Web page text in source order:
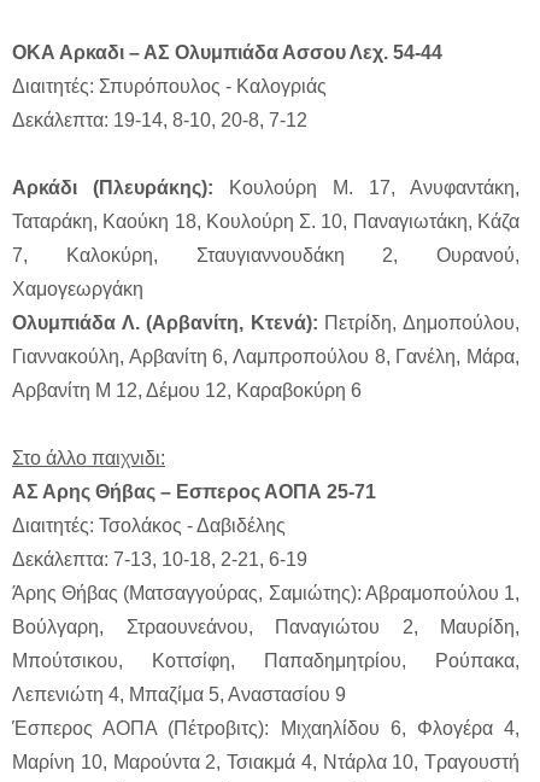
ΟΚΑ Αρκαδι – ΑΣ Ολυμπιάδα Ασσου Λεχ. 54-44
Διαιτητές: Σπυρόπουλος - Καλογριάς
Δεκάλεπτα: 19-14, 8-10, 20-8, 7-12
Αρκάδι (Πλευράκης): Κουλούρη Μ. 17, Ανυφαντάκη,
Ταταράκη, Καούκη 18, Κουλούρη Σ. 10, Παναγιωτάκη, Κάζα
7, Καλοκύρη, Σταυγιαννουδάκη 2, Ουρανού,
Χαμογεωργάκη
Ολυμπιάδα Λ. (Αρβανίτη, Κτενά): Πετρίδη, Δημοπούλου,
Γιαννακούλη, Αρβανίτη 6, Λαμπροπούλου 8, Γανέλη, Μάρα,
Αρβανίτη Μ 12, Δέμου 12, Καραβοκύρη 6
Στο άλλο παιχνιδι:
ΑΣ Αρης Θήβας – Εσπερος ΑΟΠΑ 25-71
Διαιτητές: Τσολάκος - Δαβιδέλης
Δεκάλεπτα: 7-13, 10-18, 2-21, 6-19
Άρης Θήβας (Ματσαγγούρας, Σαμιώτης): Αβραμοπούλου 1,
Βούλγαρη, Στραουνεάνου, Παναγιώτου 2, Μαυρίδη,
Μπούτσικου, Κοττσίφη, Παπαδημητρίου, Ρούπακα,
Λεπενιώτη 4, Μπαζίμα 5, Αναστασίου 9
Έσπερος ΑΟΠΑ (Πέτροβιτς): Μιχαηλίδου 6, Φλογέρα 4,
Μαρίνη 10, Μαρούντα 2, Τσιακμά 4, Ντάρλα 10, Τραγουστή